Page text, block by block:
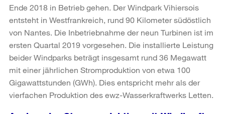
Ende 2018 in Betrieb gehen. Der Windpark Vihiersois
entsteht in Westfrankreich, rund 90 Kilometer südöstlich
von Nantes. Die Inbetriebnahme der neun Turbinen ist im
ersten Quartal 2019 vorgesehen. Die installierte Leistung
beider Windparks beträgt insgesamt rund 36 Megawatt
mit einer jährlichen Stromproduktion von etwa 100
Gigawattstunden (GWh). Dies entspricht mehr als der
vierfachen Produktion des ewz-Wasserkraftwerks Letten.